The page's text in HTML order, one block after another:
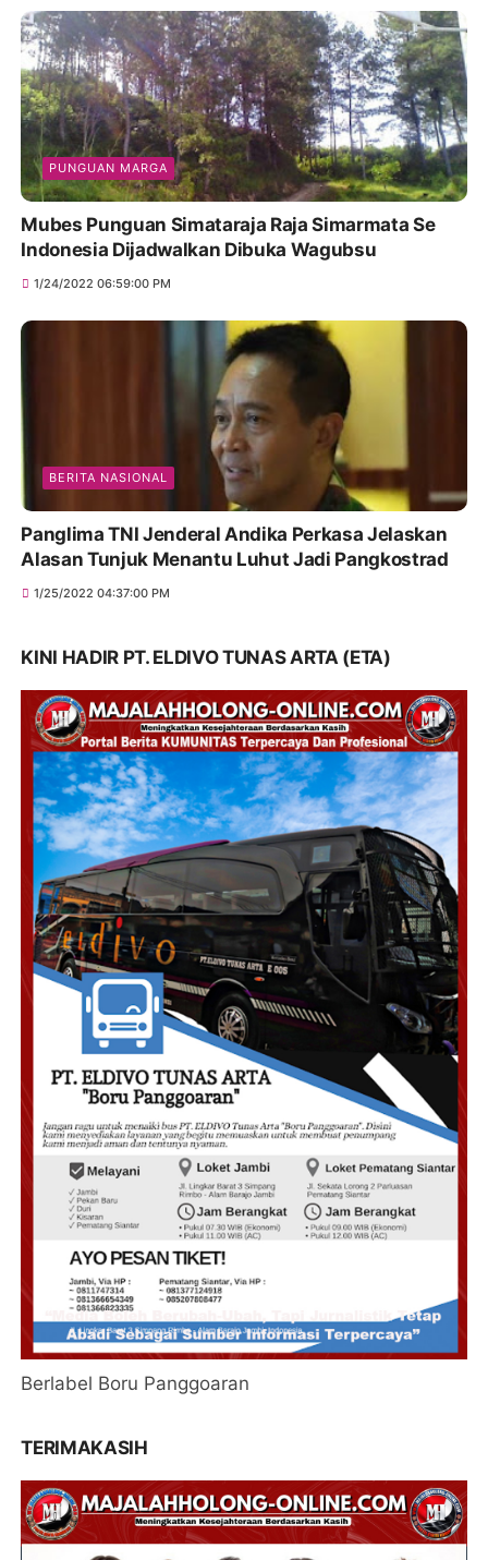
PUNGUAN MARGA
Mubes Punguan Simataraja Raja Simarmata Se
Indonesia Dijadwalkan Dibuka Wagubsu
1/24/2022 06:59:00 PM
BERITA NASIONAL
Panglima TNI Jenderal Andika Perkasa Jelaskan
Alasan Tunjuk Menantu Luhut Jadi Pangkostrad
1/25/2022 04:37:00 PM
KINI HADIR PT. ELDIVO TUNAS ARTA (ETA)
Berlabel Boru Panggoaran
TERIMAKASIH